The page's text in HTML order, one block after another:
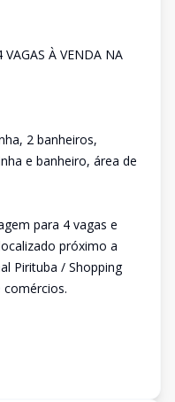
À VENDA NA
2 banheiros,
e banheiro, área de
para 4 vagas e
próximo a
Pirituba / Shopping
comércios.